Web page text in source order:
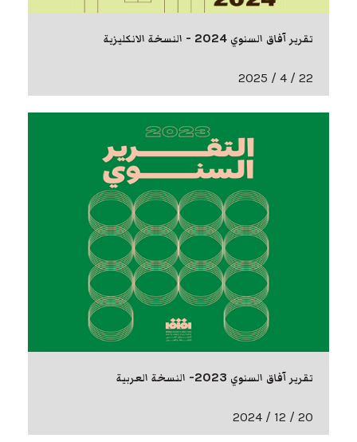
تقرير آفاق السنوي 2024 - النسخة الانكليزية
22 / 4 / 2025
تقرير آفاق السنوي 2023- النسخة العربية
20 / 12 / 2024